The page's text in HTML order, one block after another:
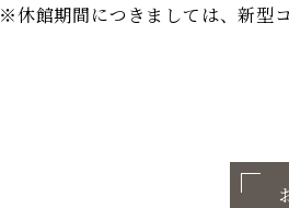
※休館期間につきましては、新型